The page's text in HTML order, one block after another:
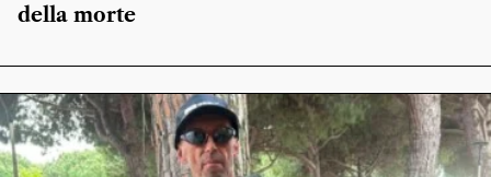
della morte